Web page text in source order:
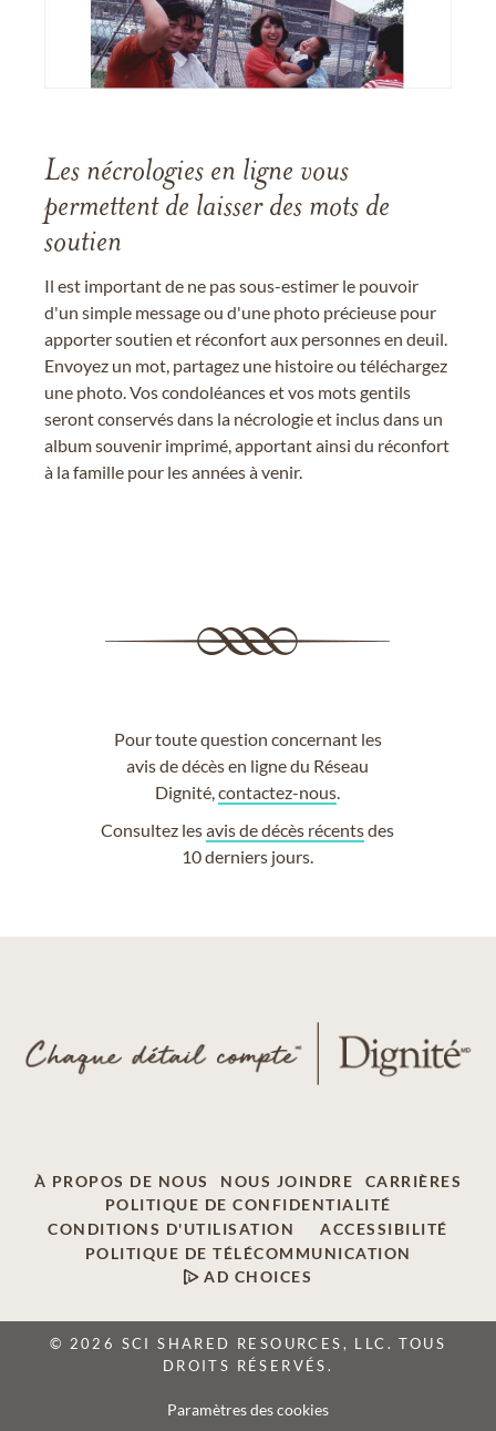
Les nécrologies en ligne vous
permettent de laisser des mots de
soutien
Il est important de ne pas sous-estimer le pouvoir
d'un simple message ou d'une photo précieuse pour
apporter soutien et réconfort aux personnes en deuil.
Envoyez un mot, partagez une histoire ou téléchargez
une photo. Vos condoléances et vos mots gentils
seront conservés dans la nécrologie et inclus dans un
album souvenir imprimé, apportant ainsi du réconfort
à la famille pour les années à venir.
Pour toute question concernant les
avis de décès en ligne du Réseau
Dignité,contactez-nous
Consultez lesavis de décès récentsdes
10 derniers jours.
À PROPOS DE NOUS NOUS JOINDRE
CARRIÈRES
POLITIQUE DE CONFIDENTIALITÉ
CONDITIONS D'UTILISATION
ACCESSIBILITÉ
POLITIQUE DE TÉLÉCOMMUNICATION
AD CHOICES
© 2026 SCI SHARED RESOURCES, LLC. TOUS
DROITS RÉSERVÉS.
Paramètres des cookies